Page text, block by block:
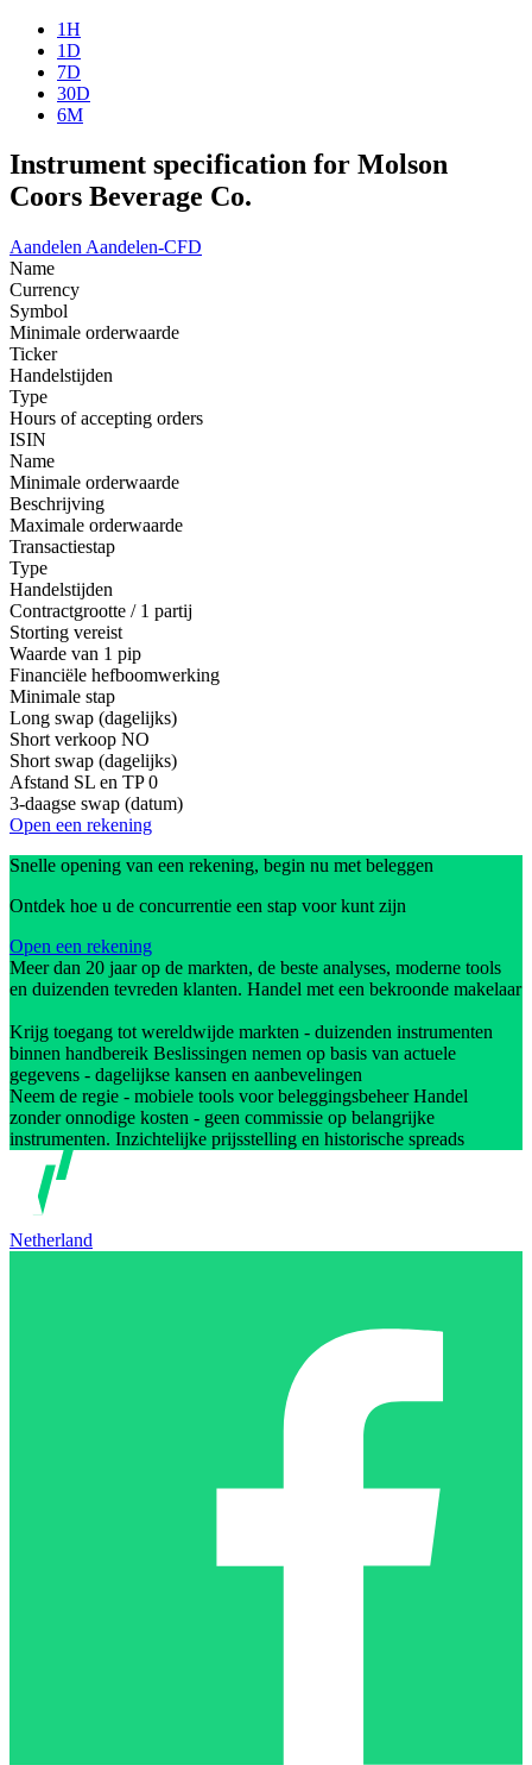
1H
1D
7D
30D
6M
Instrument specification for Molson
Coors Beverage Co.
Aandelen Aandelen-CFD
Name
Currency
Symbol
Minimale orderwaarde
Ticker
Handelstijden
Type
Hours of accepting orders
ISIN
Name
Minimale orderwaarde
Beschrijving
Maximale orderwaarde
Transactiestap
Type
Handelstijden
Contractgrootte / 1 partij
Storting vereist
Waarde van 1 pip
Financiële hefboomwerking
Minimale stap
Long swap (dagelijks)
Short verkoop NO
Short swap (dagelijks)
Afstand SL en TP 0
3-daagse swap (datum)
Open een rekening
Snelle opening van een rekening, begin nu met beleggen
Ontdek hoe u de concurrentie een stap voor kunt zijn
Open een rekening
Meer dan 20 jaar op de markten, de beste analyses, moderne tools
en duizenden tevreden klanten. Handel met een bekroonde makelaar
Krijg toegang tot wereldwijde markten - duizenden instrumenten
binnen handbereik Beslissingen nemen op basis van actuele
gegevens - dagelijkse kansen en aanbevelingen
Neem de regie - mobiele tools voor beleggingsbeheer Handel
zonder onnodige kosten - geen commissie op belangrijke
instrumenten. Inzichtelijke prijsstelling en historische spreads
Netherland